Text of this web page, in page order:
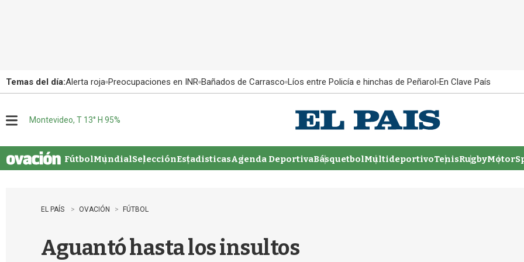
Temas del día:Alerta roja Preocupaciones en INR Bañados de Carrasco Líos entre Policía e hinchas de Peñarol En Clave País
u
Montevideo, T 13° H 95%
FútbolMundialSelecciónEstadisticasAgenda DeportivaBásquetbolMultideportivoTenisRugby
EL PAÍS OVACIÓN FÚTBOL
Aguantó hasta los insultos